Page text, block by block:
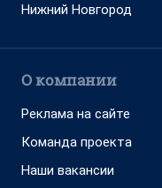
Нижний Новгород
О компании
Реклама на сайте
Команда проекта
Наши вакансии